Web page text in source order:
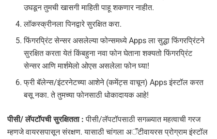
उघडून तुमची खासगी माहिती पाहू शकणार नाहीत.
लॉकस्क्रीनला पिनद्वारे सुरक्षित करा.
फिंगरप्रिंट सेन्सर असलेल्या फोन्समध्ये Apps ला सुद्धा फिंगरप्रिंटने
सुरक्षित करता येतं किंबहुना नवा फोन घेताना शक्यतो फिंगरप्रिंट
सेन्सर आणि मार्शमेलो ओएस असलेला फोन घ्या!
फ्री बॅलेन्स/इंटरनेटच्या आशेने (कमेंट्स वाचून) Apps इंस्टॉल करत
बसू नका. ते तुमच्या फोनसाठी धोकादायक आहे!
पीसी/ लॅपटॉपची सुरक्षितता : पीसी/लॅपटॉपसाठी सगळ्यात महत्वाची गरज
म्हणजे वायरसपासून संरक्षण. यासाठी चांगला अॅंटीवायरस प्रोग्राम इंस्टॉल